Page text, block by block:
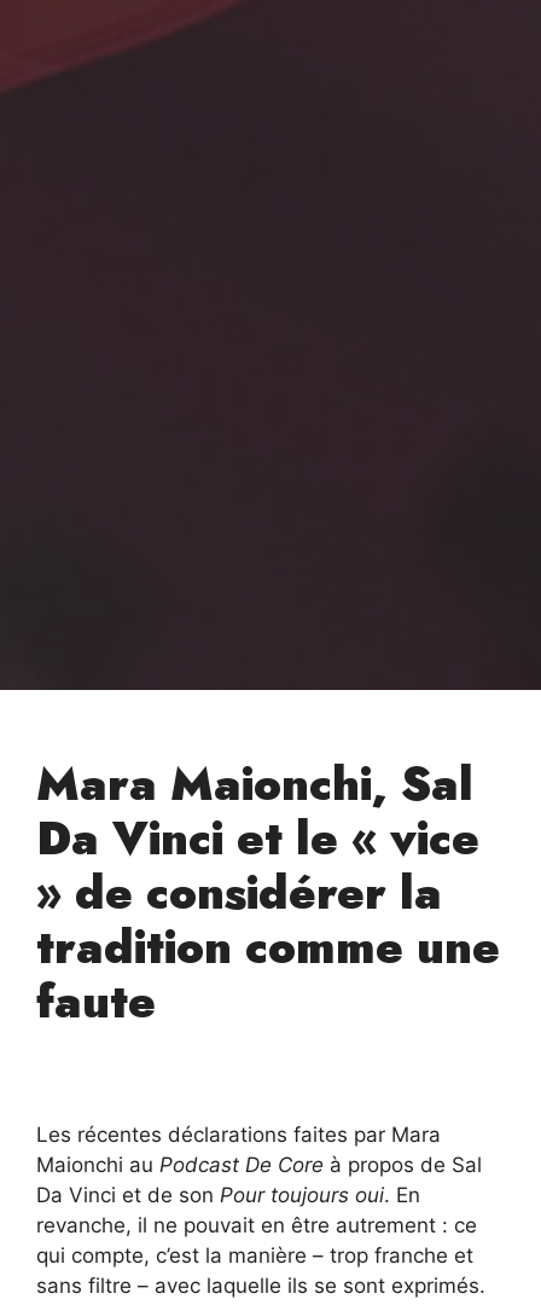
Mara Maionchi, Sal
Da Vinci et le « vice
» de considérer la
tradition comme une
faute
Les récentes déclarations faites par Mara
Maionchi au Podcast De Core à propos de Sal
Da Vinci et de son Pour toujours oui. En
revanche, il ne pouvait en être autrement : ce
qui compte, c’est la manière – trop franche et
sans filtre – avec laquelle ils se sont exprimés.